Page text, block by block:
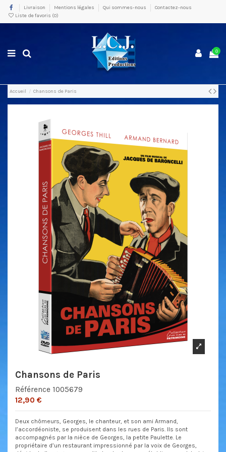
Livraison Mentions légales Qui sommes-nous
Contactez-nous
Liste de favoris (0)
0
Accueil Chansons de Paris
Chansons de Paris
Référence 1005679
12,90 €
Deux chômeurs, Georges, le chanteur, et son ami Armand,
l’accordéoniste, se produisent dans les rues de Paris. Ils sont
accompagnés par la nièce de Georges, la petite Paulette. Le
propriétaire d’un restaurant impressionné par la voix de Georges,